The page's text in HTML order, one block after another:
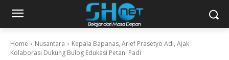
Home Nusantara
Kepala Bapanas, Arief Prasetyo Adi, Ajak
Kolaborasi Dukung Bulog Edukasi Petani Padi